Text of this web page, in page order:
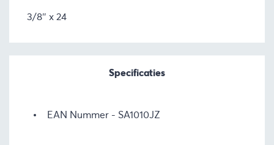
3/8″ x 24
Specificaties
EAN Nummer SA1010JZ